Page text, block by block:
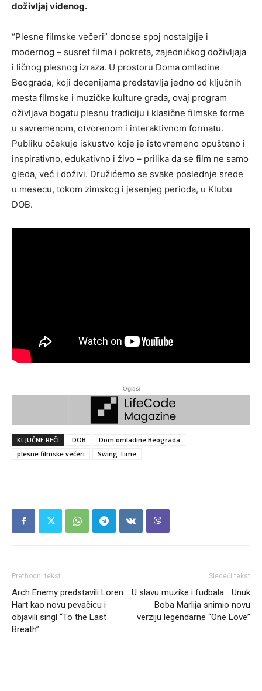
doživljaj viđenog.
“Plesne filmske večeri” donose spoj nostalgije i
modernog – susret filma i pokreta, zajedničkog doživljaja
i ličnog plesnog izraza. U prostoru Doma omladine
Beograda, koji decenijama predstavlja jedno od ključnih
mesta filmske i muzičke kulture grada, ovaj program
oživljava bogatu plesnu tradiciju i klasične filmske forme
u savremenom, otvorenom i interaktivnom formatu.
Publiku očekuje iskustvo koje je istovremeno opušteno i
inspirativno, edukativno i živo – prilika da se film ne samo
gleda, već i doživi. Družićemo se svake poslednje srede
u mesecu, tokom zimskog i jesenjeg perioda, u Klubu
DOB.
Oglasi
KLJUČNE REČI DOB
Dom omladine Beograda
plesne filmske večeri
Swing Time
Prethodni tekst
Arch Enemy predstavili Loren
Hart kao novu pevačicu i
objavili singl “To the Last
Breath”.
Sledeći tekst
U slavu muzike i fudbala… Unuk
Boba Marlija snimio novu
verziju legendarne “One Love”